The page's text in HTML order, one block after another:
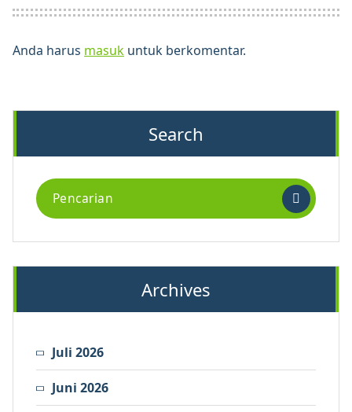
Anda harus masuk untuk berkomentar.
Search
Archives
Juli 2026
Juni 2026